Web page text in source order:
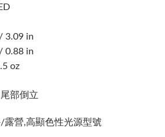
3.09 in
0.88 in
oz
部倒立
露營,高顯色性光源型號